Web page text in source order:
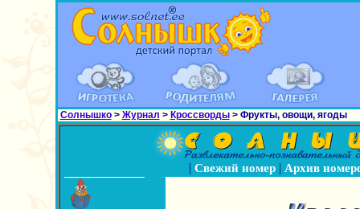
Солнышко> Журнал > Кроссворды> Фрукты, овощи, ягоды
| Свежий номер| Архив